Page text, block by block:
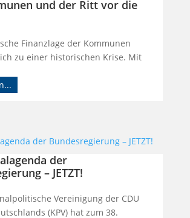
und der Ritt vor die
Finanzlage der Kommunen
zu einer historischen Krise. Mit
der
– JETZT!
Vereinigung der CDU
(KPV) hat zum 38.